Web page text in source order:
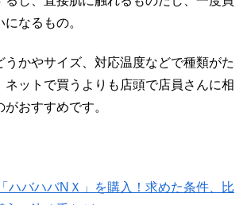
なるもの。
うかやサイズ、対応温度などで種類がた
ネットで買うよりも店頭で店員さんに相
おすすめです。
ハバハバNＸ」を購入！求めた条件、比